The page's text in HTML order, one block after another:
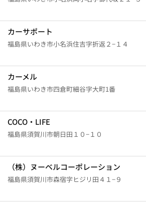
カーサポート
福島県いわき市小名浜住吉字折返２−１４
カーメル
福島県いわき市四倉町細谷字大町1番
COCO・LIFE
福島県須賀川市朝日田１０−１０
（株）ヌーベルコーポレーション
福島県須賀川市森宿字ヒジリ田４１−９